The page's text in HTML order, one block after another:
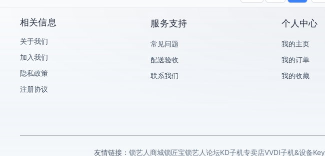
助忻钥匙机
腾达云平台
海尔Haier
飞锁特
相关信息
关于我们
加入我们
隐私政策
注册协议
服务支持
常见问题
配送验收
联系我们
个人中心
我的主页
我的订单
我的收藏
友情链接： 锁艺人商城锁匠宝锁艺人论坛KD子机专卖店VVDI子机&设备